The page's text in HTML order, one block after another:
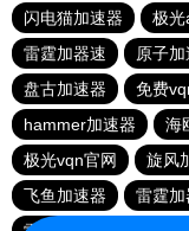
闪电猫加速器
极
雷霆加器速
原子
盘古加速器
免费
hammer加速器
海
极光vqn官网
旋风
飞鱼加速器
雷霆加